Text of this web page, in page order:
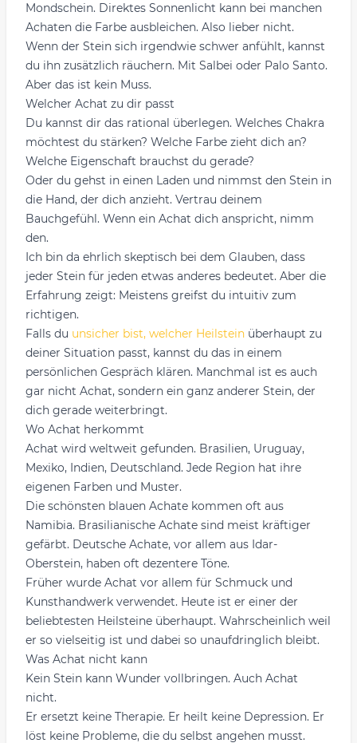
Mondschein. Direktes Sonnenlicht kann bei manchen
Achaten die Farbe ausbleichen. Also lieber nicht.
Wenn der Stein sich irgendwie schwer anfühlt, kannst
du ihn zusätzlich räuchern. Mit Salbei oder Palo Santo.
Aber das ist kein Muss.
Welcher Achat zu dir passt
Du kannst dir das rational überlegen. Welches Chakra
möchtest du stärken? Welche Farbe zieht dich an?
Welche Eigenschaft brauchst du gerade?
Oder du gehst in einen Laden und nimmst den Stein in
die Hand, der dich anzieht. Vertrau deinem
Bauchgefühl. Wenn ein Achat dich anspricht, nimm
den.
Ich bin da ehrlich skeptisch bei dem Glauben, dass
jeder Stein für jeden etwas anderes bedeutet. Aber die
Erfahrung zeigt: Meistens greifst du intuitiv zum
richtigen.
Falls du unsicher bist, welcher Heilstein überhaupt zu
deiner Situation passt, kannst du das in einem
persönlichen Gespräch klären. Manchmal ist es auch
gar nicht Achat, sondern ein ganz anderer Stein, der
dich gerade weiterbringt.
Wo Achat herkommt
Achat wird weltweit gefunden. Brasilien, Uruguay,
Mexiko, Indien, Deutschland. Jede Region hat ihre
eigenen Farben und Muster.
Die schönsten blauen Achate kommen oft aus
Namibia. Brasilianische Achate sind meist kräftiger
gefärbt. Deutsche Achate, vor allem aus Idar-
Oberstein, haben oft dezentere Töne.
Früher wurde Achat vor allem für Schmuck und
Kunsthandwerk verwendet. Heute ist er einer der
beliebtesten Heilsteine überhaupt. Wahrscheinlich weil
er so vielseitig ist und dabei so unaufdringlich bleibt.
Was Achat nicht kann
Kein Stein kann Wunder vollbringen. Auch Achat
nicht.
Er ersetzt keine Therapie. Er heilt keine Depression. Er
löst keine Probleme, die du selbst angehen musst.